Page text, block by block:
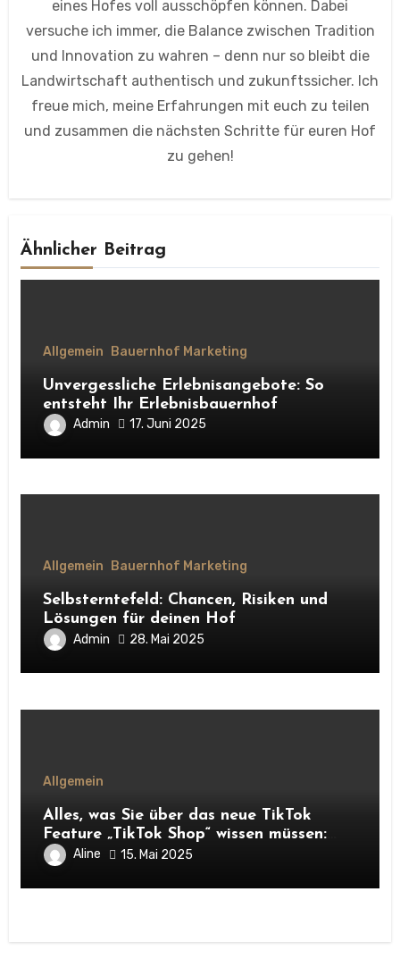
eines Hofes voll ausschöpfen können. Dabei
versuche ich immer, die Balance zwischen Tradition
und Innovation zu wahren – denn nur so bleibt die
Landwirtschaft authentisch und zukunftssicher. Ich
freue mich, meine Erfahrungen mit euch zu teilen
und zusammen die nächsten Schritte für euren Hof
zu gehen!
Ähnlicher Beitrag
Allgemein Bauernhof Marketing
Unvergessliche Erlebnisangebote: So
entsteht Ihr Erlebnisbauernhof
Admin 17. Juni 2025
Allgemein Bauernhof Marketing
Selbsterntefeld: Chancen, Risiken und
Lösungen für deinen Hof
Admin 28. Mai 2025
Allgemein
Alles, was Sie über das neue TikTok
Feature „TikTok Shop“ wissen müssen:
Chancen für Unternehmen und
Hofnachfolger
Aline 15. Mai 2025